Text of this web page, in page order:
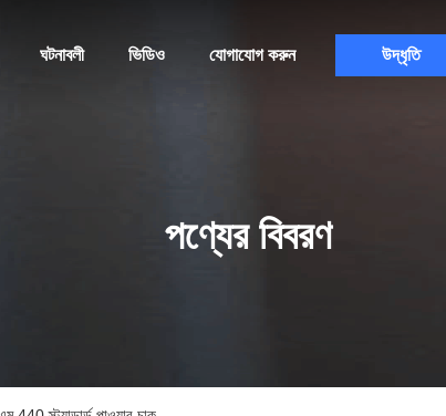
ঘটনাবলী ভিডিও যোগাযোগ করুন উদ্ধৃতি
পণ্যের বিবরণ